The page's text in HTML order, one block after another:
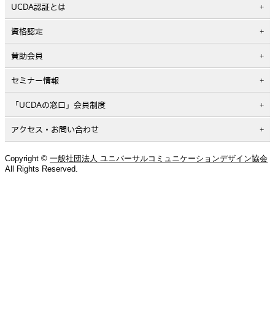
UCDA認証とは
資格認定
賛助会員
セミナー情報
「UCDAの窓口」会員制度
アクセス・お問い合わせ
Copyright © 一般社団法人 ユニバーサルコミュニケーションデザイン協会
All Rights Reserved.